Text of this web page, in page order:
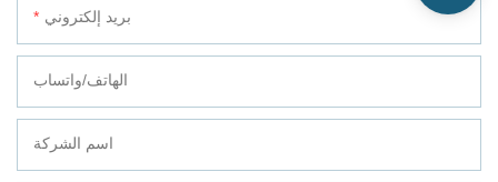
بريد إلكتروني
الهاتف/واتساب
اسم الشركة